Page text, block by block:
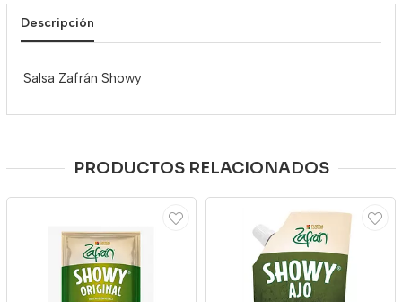
Descripción
Salsa Zafrán Showy
PRODUCTOS RELACIONADOS